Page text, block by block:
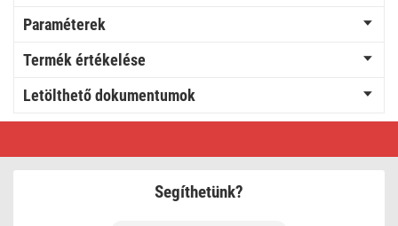
Paraméterek
Termék értékelése
Letölthető dokumentumok
sorolható
Segíthetünk?